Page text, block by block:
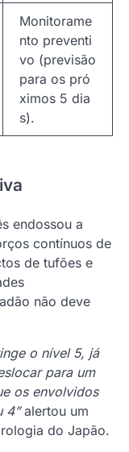
Monitorame
nto preventi
vo (previsão
para os pró
ximos 5 dia
s).
endossou a
contínuos de
de tufões e
não deve
o nível 5, já
para um
os envolvidos
4”alertou um
do Japão.